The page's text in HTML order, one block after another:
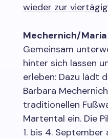
wieder zur
Mechernich/
Gemeinsam
hinter sich lassen
erleben: Dazu lädt
Barbara
traditionellen
Martental ein. Die
1. bis 4. September